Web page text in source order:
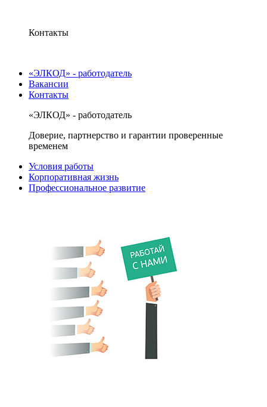
Контакты
«ЭЛКОД» - работодатель
Вакансии
Контакты
«ЭЛКОД» - работодатель
Доверие, партнерство и гарантии проверенные
временем
Условия работы
Корпоративная жизнь
Профессиональное развитие